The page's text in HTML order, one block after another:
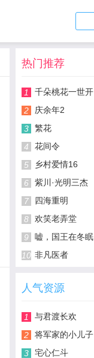
热门推荐
1
千朵桃花一世开
2
庆余年2
3
繁花
4
花间令
5
乡村爱情16
6
紫川·光明三杰
7
四海重明
8
欢笑老弄堂
9
嘘，国王在冬眠
10 非凡医者
人气资源
1
与君渡长欢
2
将军家的小儿子
3
宅心仁斗